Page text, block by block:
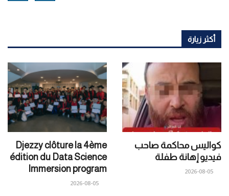
أكثر زيارة
Djezzy clôture la 4ème
édition du Data Science
Immersion program
2026-08-05
كواليس محاكمة صاحب
فيديو إهانة طفلة
2026-08-05